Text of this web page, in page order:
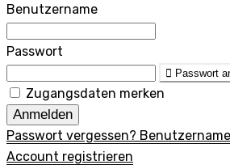
Benutzername
Passwort
Passwort
Zugangsdaten merken
Anmelden
Passwort vergessen?
Account registrieren